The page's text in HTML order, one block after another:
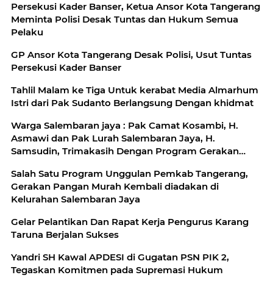
Persekusi Kader Banser, Ketua Ansor Kota Tangerang
Meminta Polisi Desak Tuntas dan Hukum Semua
Pelaku
GP Ansor Kota Tangerang Desak Polisi, Usut Tuntas
Persekusi Kader Banser
Tahlil Malam ke Tiga Untuk kerabat Media Almarhum
Istri dari Pak Sudanto Berlangsung Dengan khidmat
Warga Salembaran jaya : Pak Camat Kosambi, H.
Asmawi dan Pak Lurah Salembaran Jaya, H.
Samsudin, Trimakasih Dengan Program Gerakan
Terbantukan
Salah Satu Program Unggulan Pemkab Tangerang,
Gerakan Pangan Murah Kembali diadakan di
Kelurahan Salembaran Jaya
Gelar Pelantikan Dan Rapat Kerja Pengurus Karang
Taruna Berjalan Sukses
Yandri SH Kawal APDESI di Gugatan PSN PIK 2,
Tegaskan Komitmen pada Supremasi Hukum